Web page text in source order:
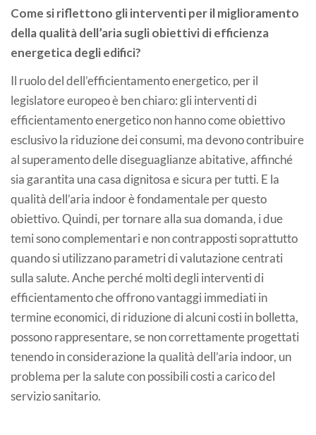
Come si riflettono gli interventi per il miglioramento
della qualità dell’aria sugli obiettivi di efficienza
energetica degli edifici?
Il ruolo del dell’efficientamento energetico, per il
legislatore europeo è ben chiaro: gli interventi di
efficientamento energetico non hanno come obiettivo
esclusivo la riduzione dei consumi, ma devono contribuire
al superamento delle diseguaglianze abitative, affinché
sia garantita una casa dignitosa e sicura per tutti. E la
qualità dell’aria indoor è fondamentale per questo
obiettivo. Quindi, per tornare alla sua domanda, i due
temi sono complementari e non contrapposti soprattutto
quando si utilizzano parametri di valutazione centrati
sulla salute. Anche perché molti degli interventi di
efficientamento che offrono vantaggi immediati in
termine economici, di riduzione di alcuni costi in bolletta,
possono rappresentare, se non correttamente progettati
tenendo in considerazione la qualità dell’aria indoor, un
problema per la salute con possibili costi a carico del
servizio sanitario.